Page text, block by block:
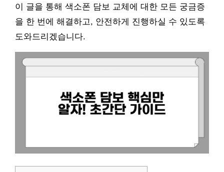
이 글을 통해 색소폰 담보 교체에 대한 모든 궁금증
을 한 번에 해결하고, 안전하게 진행하실 수 있도록
도와드리겠습니다.